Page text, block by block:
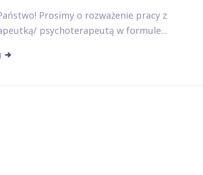
Prosimy o rozważenie pracy z
psychoterapeutą w formule...